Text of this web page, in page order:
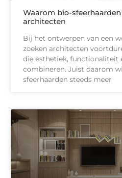
Waarom bio-
architecten
Bij het ontwerpen van een
zoeken architecten
die esthetiek, functionaliteit
combineren. Juist daarom
sfeerhaarden steeds meer